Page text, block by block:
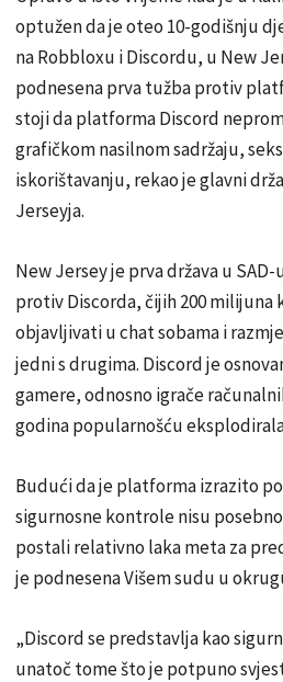
optužen da je oteo 10-godišnju
na Robbloxu i Discordu, u New
podnesena prva tužba protiv
stoji da platforma Discord
grafičkom nasilnom sadržaju,
iskorištavanju, rekao je glavni
Jerseyja.
New Jersey je prva država u
protiv Discorda, čijih 200 milijuna
objavljivatiu chat sobama i
jedni s drugima. Discord je
gamere, odnosno igrače
godina popularnošću
Budući da je platforma izrazito
sigurnosne kontrole nisu
postali relativno laka meta za
je podnesena Višem sudu u
„Discord se predstavlja kao
unatoč tome što je potpuno